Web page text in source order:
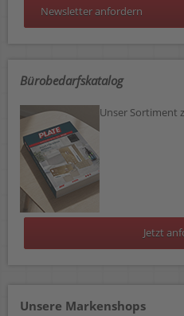
Newsletter anfordern
Bürobedarfskatalog
Unser Sortiment
Jetzt
Unsere Markenshops